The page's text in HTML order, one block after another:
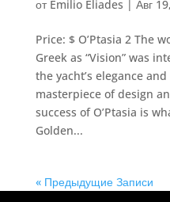
от Emilio Eliades | Авг
Price: $ O’Ptasia 2 The
Greek as “Vision” was
the yacht’s elegance
masterpiece of design
success of O’Ptasia is
Golden...
« Предыдущие Записи